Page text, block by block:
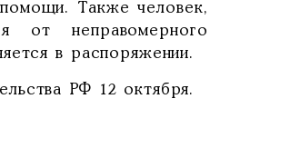
Также человек,
от неправомерного
в распоряжении.
РФ 12 октября.